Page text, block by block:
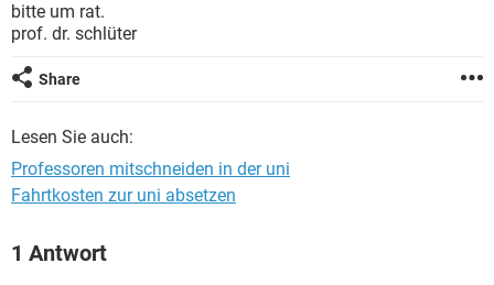
bitte um rat.
prof. dr. schlüter
Share
Lesen Sie auch:
Professoren mitschneiden in der uni
Fahrtkosten zur uni absetzen
1 Antwort